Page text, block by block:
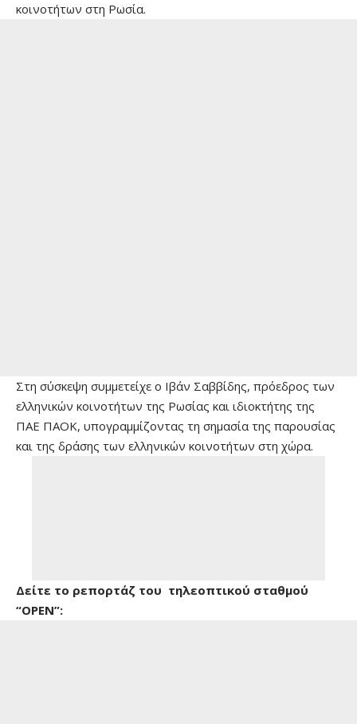
κοινοτήτων στη Ρωσία.
Στη σύσκεψη συμμετείχε ο Ιβάν Σαββίδης, πρόεδρος των
ελληνικών κοινοτήτων της Ρωσίας και ιδιοκτήτης της
ΠΑΕ ΠΑΟΚ, υπογραμμίζοντας τη σημασία της παρουσίας
και της δράσης των ελληνικών κοινοτήτων στη χώρα.
Δείτε το ρεπορτάζ του τηλεοπτικού σταθμού
“OPEN”: